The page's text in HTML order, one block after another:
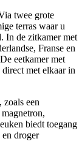
twee grote
terras waar u
In de zitkamer met
Franse en
eetkamer met
direct met elkaar in
een
biedt toegang
en droger